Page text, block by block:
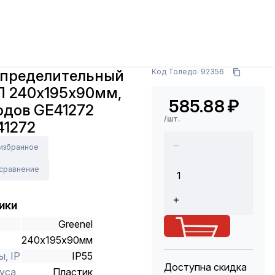
IP55 10 входов GE41272 серый GE41272
240х195х90мм,
GE41272
Greenel
240х195х90мм
IP
IP55
Пластик
Код Толедо: 92356
585.88₽
/шт.
Доступна скидка